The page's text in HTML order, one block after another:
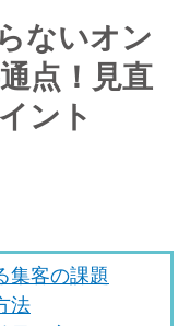
ないオン
点！見直
ント
集客の課題
法